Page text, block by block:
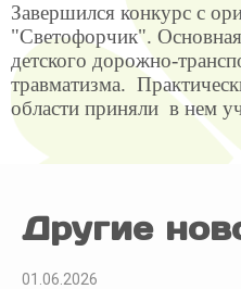
Завершился конкурс с
"Светофорчик".
детского дорожно-
травматизма.
области приняли в нем
Другие
01.06.2026